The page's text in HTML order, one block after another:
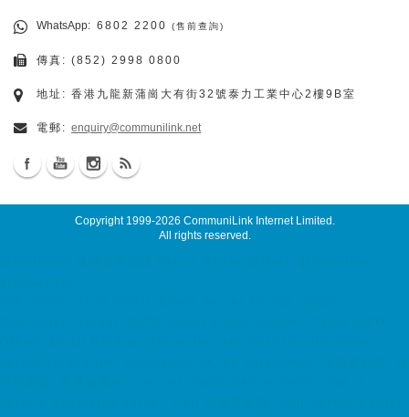
WhatsApp: 6802 2200 (售前查詢)
傳真: (852) 2998 0800
地址: 香港九龍新蒲崗大有街32號泰力工業中心2樓9B室
電郵: enquiry@communilink.net
Copyright 1999-2026 CommuniLink Internet Limited
All rights reserved.